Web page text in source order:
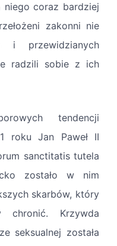
niego coraz bardziej
zakonni nie
i przewidzianych
radzili sobie z ich
tendencji
roku Jan Paweł II
sanctitatis tutela
zostało w nim
skarbów, który
Krzywda
seksualnej została